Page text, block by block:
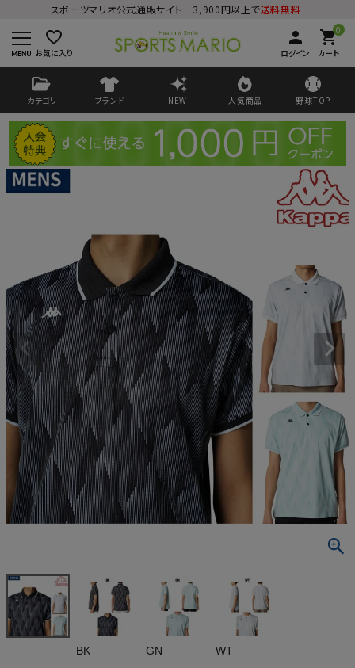
スポーツマリオ公式通販サイト 3,900円以上で送料無料
favorite_border
お気に入り
person
ログイン
0
shopping_cart
カート
カテゴリ ブランド NEW 人気商品 野球TOP
ログイン
検索
商品が見つからない方はこちら
最近閲覧した商品
(税込)
BK GN WT